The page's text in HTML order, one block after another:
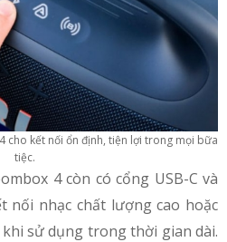
cho kết nối ổn định, tiện lợi trong mọi bữa
tiệc.
4 còn có cổng USB-C và
nối nhạc chất lượng cao hoặc
sử dụng trong thời gian dài.